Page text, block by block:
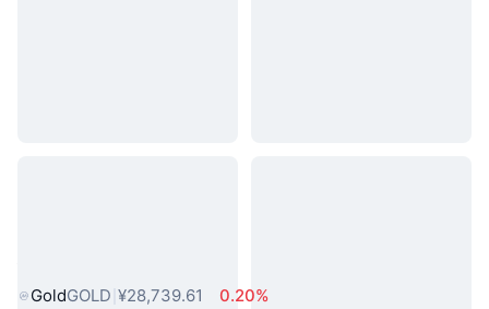
GoldGOLD ¥28,739.61
0.20%